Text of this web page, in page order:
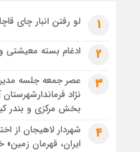
4 هفته قبل
رئوف
تصاویر هوایی مراسم
مراسم تشییع پیکر
1 لو رفتن انبار چای
2 ادغام بسته معیشتی
3
عصر جمعه جلسه
نژاد
بخش مرکزی و بندر
4
شهردار لاهیجان از
ایران، قهرمان زمین»